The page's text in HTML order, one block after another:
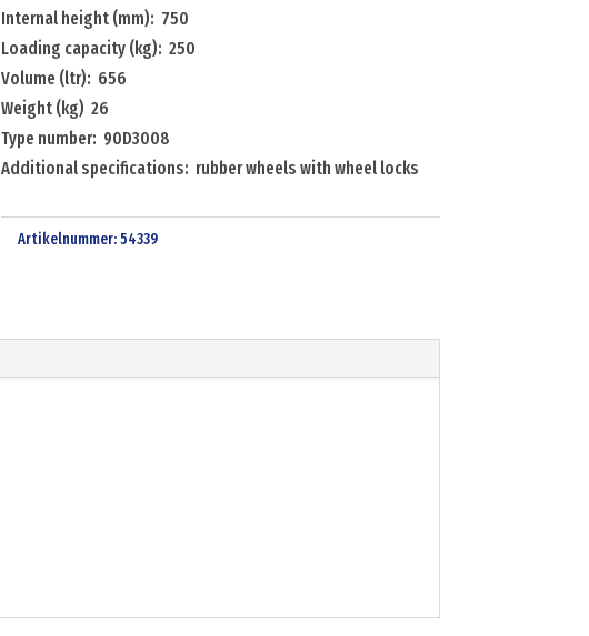
Internal height (mm): 750
Loading capacity (kg): 250
Volume (ltr): 656
Weight (kg) 26
Type number: 90D3008
Additional specifications: rubber wheels with wheel locks
Artikelnummer:54339